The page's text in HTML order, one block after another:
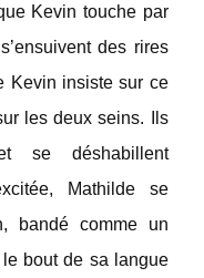
Kevin touche par
des rires
Kevin insiste sur ce
les deux seins. Ils
se déshabillent
Mathilde se
bandé comme un
bout de sa langue